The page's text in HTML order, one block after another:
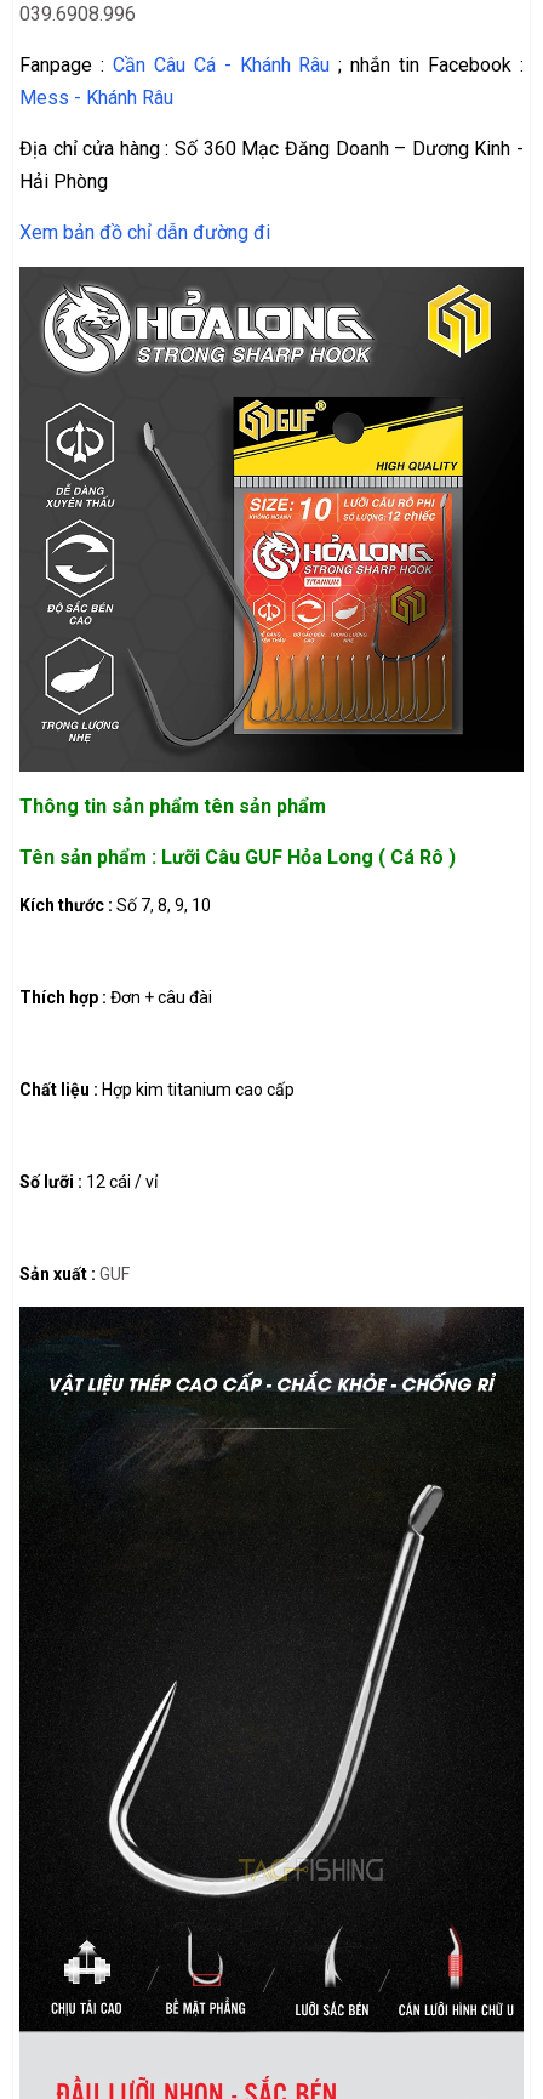
039.6908.996
Fanpage : Cần Câu Cá - Khánh Râu ; nhắn tin Facebook :
Mess - Khánh Râu
Địa chỉ cửa hàng : Số 360 Mạc Đăng Doanh – Dương Kinh -
Hải Phòng
Xem bản đồ chỉ dẫn đường đi
Thông tin sản phẩm tên sản phẩm
Tên sản phẩm : Lưỡi Câu GUF Hỏa Long ( Cá Rô )
Kích thước : Số 7, 8, 9, 10
Thích hợp : Đơn + câu đài
Chất liệu : Hợp kim titanium cao cấp
Số lưỡi : 12 cái / vỉ
Sản xuất : GUF